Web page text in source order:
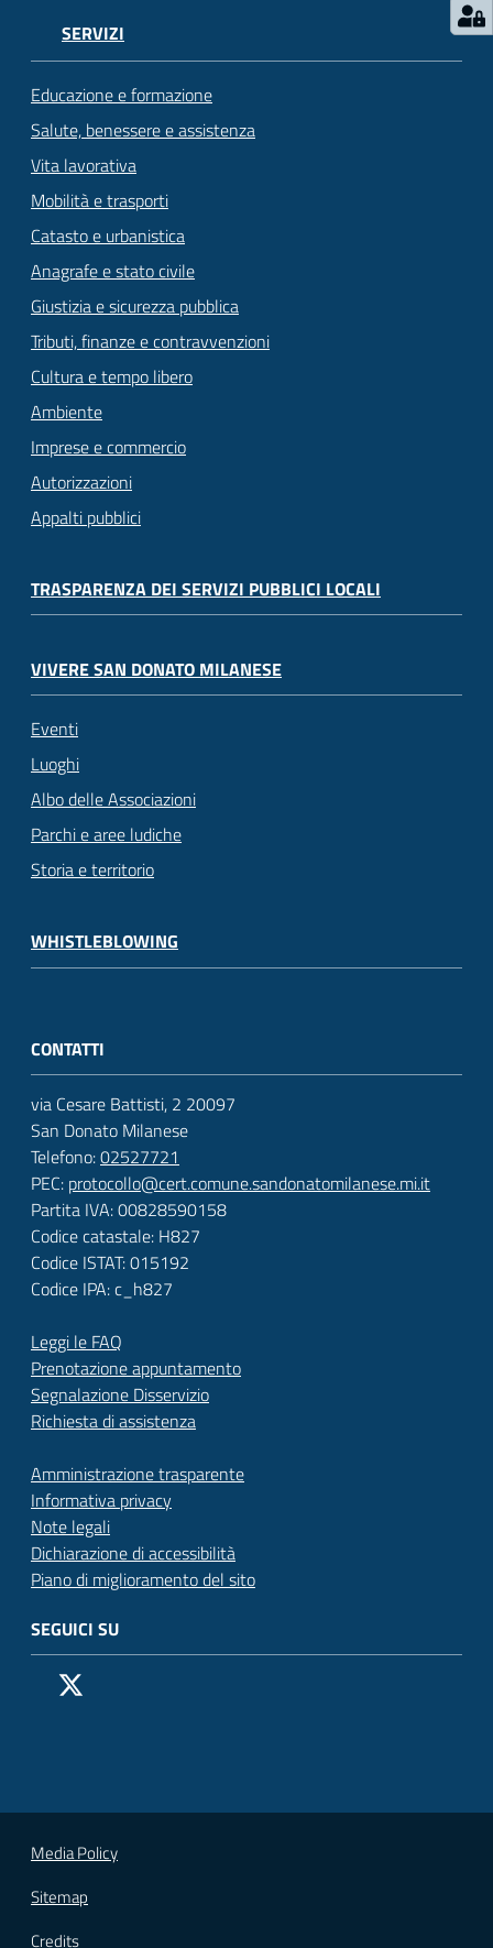
SERVIZI
Educazione e formazione
Salute, benessere e assistenza
Vita lavorativa
Mobilità e trasporti
Catasto e urbanistica
Anagrafe e stato civile
Giustizia e sicurezza pubblica
Tributi, finanze e contravvenzioni
Cultura e tempo libero
Ambiente
Imprese e commercio
Autorizzazioni
Appalti pubblici
TRASPARENZA DEI SERVIZI PUBBLICI LOCALI
VIVERE SAN DONATO MILANESE
Eventi
Luoghi
Albo delle Associazioni
Parchi e aree ludiche
Storia e territorio
WHISTLEBLOWING
CONTATTI
via Cesare Battisti, 2 20097
San Donato Milanese
Telefono:02527721
PEC: protocollo@cert.comune.sandonatomilanese.mi.it
Partita IVA: 00828590158
Codice catastale: H827
Codice ISTAT: 015192
Codice IPA: c_h827
Leggi le FAQ
Prenotazione appuntamento
Segnalazione Disservizio
Richiesta di assistenza
Amministrazione trasparente
Informativa privacy
Note legali
Dichiarazione di accessibilità
Piano di miglioramento del sito
SEGUICI SU
Pagina Facebook del Comune di San Donato Milanese
Vai alla pagina
Media Policy
Sitemap
Credits